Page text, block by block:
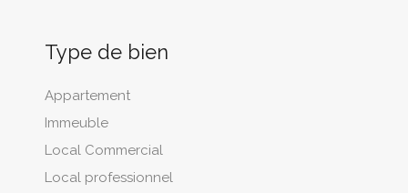
Type de bien
Appartement
Immeuble
Local Commercial
Local professionnel